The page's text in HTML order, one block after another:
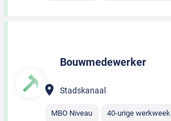
Bouwmedewerker
Stadskanaal
MBO Niveau 40-urige werkweek